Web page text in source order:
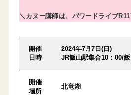
＼カヌー講師は、パワードライブ
開催
日時
2024年7月7日(日)
JR飯山駅集合10：00/
開催
場所
北竜湖